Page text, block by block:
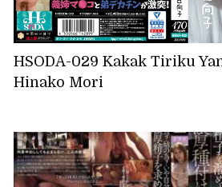
HSODA-029 Kakak Tiriku
Hinako Mori